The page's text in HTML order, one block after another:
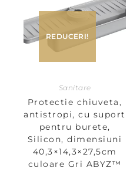
REDUCERI!
Sanitare
Protectie chiuveta,
antistropi, cu suport
pentru burete,
Silicon, dimensiuni
40,3×14,3×27,5cm
culoare Gri ABYZ™